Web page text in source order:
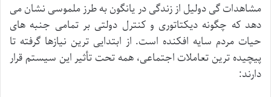
مشاهدات گی دولیل از زندگی در یانگون به طرز ملموسی نشان می
دهد که چگونه دیکتاتوری و کنترل دولتی بر تمامی جنبه های
حیات مردم سایه افکنده است. از ابتدایی ترین نیازها گرفته تا
پیچیده ترین تعاملات اجتماعی، همه تحت تأثیر این سیستم قرار
دارند: